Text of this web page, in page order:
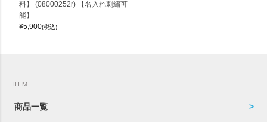
料】 (08000252r) 【名入れ刺繍可
能】
¥5,900(税込)
ITEM
商品一覧